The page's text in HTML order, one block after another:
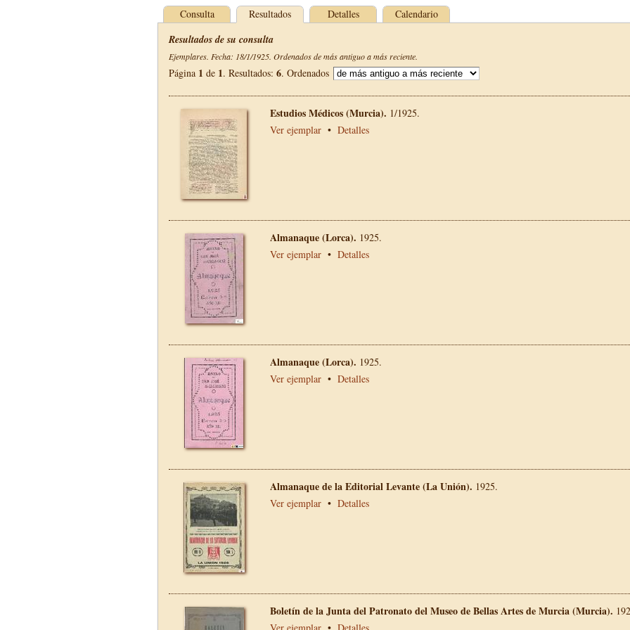
Consulta Resultados Detalles Calendario
Resultados de su consulta
Ejemplares. Fecha: 18/1/1925. Ordenados de más antiguo a más reciente.
Página 1 de 1. Resultados: 6. Ordenados
Estudios Médicos (Murcia). 1/1925.
Ver ejemplar • Detalles
Almanaque (Lorca). 1925.
Ver ejemplar • Detalles
Almanaque (Lorca). 1925.
Ver ejemplar • Detalles
Almanaque de la Editorial Levante (La Unión). 1925.
Ver ejemplar • Detalles
Boletín de la Junta del Patronato del Museo de Bellas Artes de Murcia (Murcia).